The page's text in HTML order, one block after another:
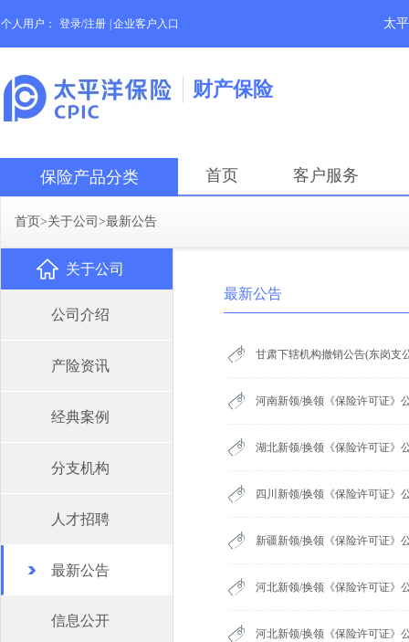
个人用户： 登录/注册 企业客户入口 太
财产保险
保险产品分类 首页 客户服务
首页>关于公司 >最新公告
关于公司
公司介绍
产险资讯
经典案例
分支机构
人才招聘
最新公告
信息公开
最新公告
甘肃下辖机构撤销公告(东岗支
河南新领/换领《保险许可证》
湖北新领/换领《保险许可证》
四川新领/换领《保险许可证》
新疆新领/换领《保险许可证》
河北新领/换领《保险许可证》
河北新领/换领《保险许可证》